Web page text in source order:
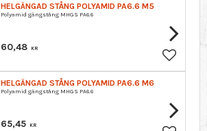
HELGÄNGAD STÅNG POLYAMID PA6.6 M5
Polyamid gängstång MHGS PA6.6
60,48 KR
Lägg till
HELGÄNGAD STÅNG POLYAMID PA6.6 M6
Polyamid gängstång MHGS PA6.6
65,45 KR